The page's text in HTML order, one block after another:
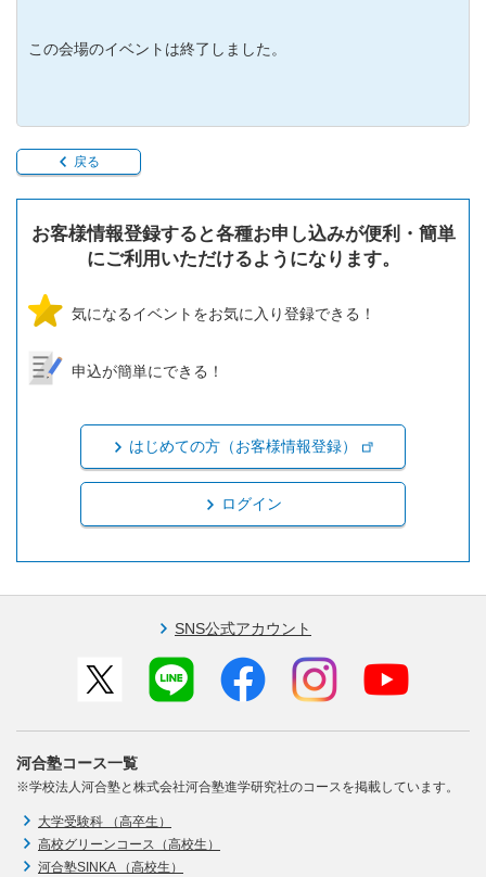
この会場のイベントは終了しました。
戻る
お客様情報登録すると各種お申し込みが便利・簡単
にご利用いただけるようになります。
気になるイベントをお気に入り登録できる！
申込が簡単にできる！
はじめての方（お客様情報登録）
ログイン
SNS公式アカウント
河合塾コース一覧
※学校法人河合塾と株式会社河合塾進学研究社のコースを掲載しています。
大学受験科 （高卒生）
高校グリーンコース（高校生）
河合塾SINKA （高校生）